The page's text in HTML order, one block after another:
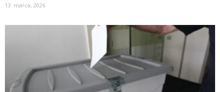
13. marca, 2026